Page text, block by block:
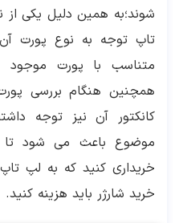
شوند؛به همین دلیل یکی
تاپ توجه به نوع پورت
متناسب با پورت
همچنین هنگام بررسی
کانکتور آن نیز توجه
موضوع باعث می شود تا
خریداری کنید که به لپ
خرید شارژر باید هزینه کنید.